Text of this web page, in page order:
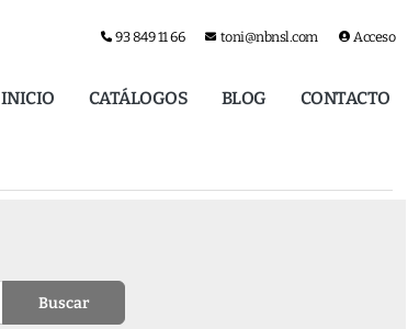
93 849 11 66 toni@nbnsl.com Acceso
INICIO CATÁLOGOS BLOG CONTACTO
Buscar